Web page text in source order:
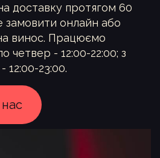
доставку протягом 60
онлайн або
винос. Працюємо
четвер - 12:00-22:00; з
12:00-23:00.